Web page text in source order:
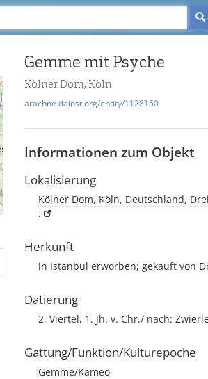
Gemme mit Psyche
Kölner Dom, Köln
arachne.dainst.org/entity/1128150
Informationen zum Objekt
Lokalisierung
Kölner Dom, Köln, Deutschland,
.
Herkunft
in Istanbul erworben; gekauft von
Datierung
2. Viertel, 1. Jh. v. Chr./ nach:
Gattung/Funktion/Kulturepoche
Gemme/Kameo